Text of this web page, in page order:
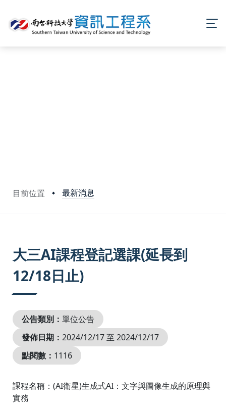
目前位置 最新消息
大三AI課程登記選課(延長到
12/18日止)
公告類別： 單位公告
發佈日期： 2024/12/17 至 2024/12/17
點閱數： 1116
課程名稱：(AI衛星)生成式AI：文字與圖像生成的原理與
實務